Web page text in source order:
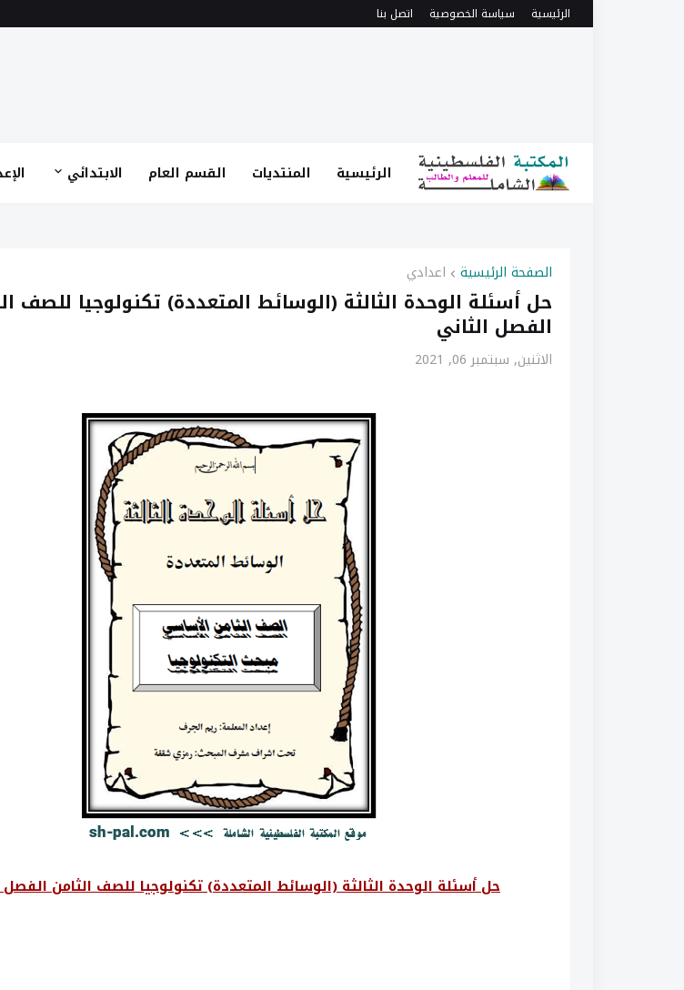
الرئيسية سياسة الخصوصية اتصل بنا
الرئيسية المنتديات القسم العام الابتدائي
الصفحة الرئيسية اعدادي
حل أسئلة الوحدة الثالثة (الوسائط المتعددة) تكنولوجيا للصف
الفصل الثاني
الاثنين, سبتمبر 06, 2021
حل أسئلة الوحدة الثالثة (الوسائط المتعددة) تكنولوجيا للصف الثامن الفصل